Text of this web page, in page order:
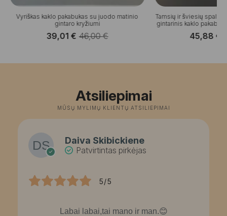
Vyriškas kaklo pakabukas su juodo matinio
gintaro kryžiumi
46,00€
Original
39,01 € Current
Tamsių ir šviesių
gintarinis kaklo
45,88€
Atsiliepimai
MŪSŲ MYLIMŲ KLIENTŲ ATSILIEPIMAI
Daiva Skibickiene
Patvirtintas pirkėjas
5/5
Labai labai,tai mano ir man.😊